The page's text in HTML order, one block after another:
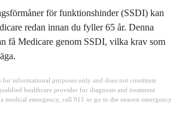
för funktionshinder (SSDI) kan
redan innan du fyller 65 år. Denna
få Medicare genom SSDI, vilka krav som
for informational purposes only and does not constitute
healthcare provider for diagnosis and treatment
medical emergency, call 911 or go to the nearest emergency